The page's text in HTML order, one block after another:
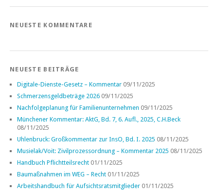
NEUESTE KOMMENTARE
NEUESTE BEITRÄGE
Digitale-Dienste-Gesetz – Kommentar 09/11/2025
Schmerzensgeldbeträge 2026 09/11/2025
Nachfolgeplanung für Familienunternehmen 09/11/2025
Münchener Kommentar: AktG, Bd. 7, 6. Aufl., 2025, C.H.Beck
08/11/2025
Uhlenbruck: Großkommentar zur InsO, Bd. I. 2025 08/11/2025
Musielak/Voit: Zivilprozessordnung – Kommentar 2025 08/11/2025
Handbuch Pflichtteilsrecht 01/11/2025
Baumaßnahmen im WEG – Recht 01/11/2025
Arbeitshandbuch für Aufsichtsratsmitglieder 01/11/2025